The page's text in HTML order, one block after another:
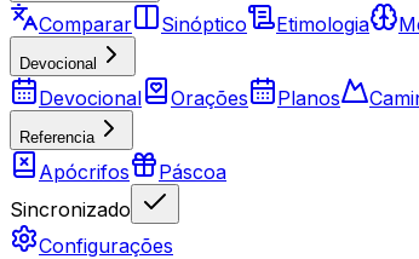
Comparar Sinóptico Etimologia
Devocional
Devocional Orações Planos
Referencia
Apócrifos
Páscoa
Sincronizado
Configurações